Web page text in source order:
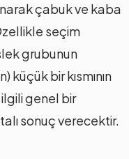
çabuk ve kaba
seçim
grubunun
bir kısmının
genel bir
sonuç verecektir.